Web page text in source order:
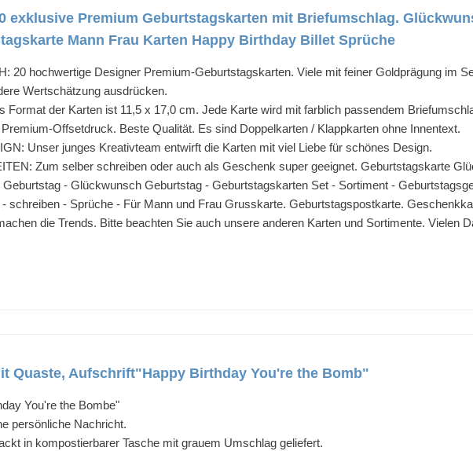
exklusive Premium Geburtstagskarten mit Briefumschlag.
Mann Frau Karten Happy Birthday Billet Sprüche
20 hochwertige Designer Premium-Geburtstagskarten. Viele mit feiner Goldprägung im
Wertschätzung ausdrücken.
Format der Karten ist 11,5 x 17,0 cm. Jede Karte wird mit farblich passendem
Offsetdruck. Beste Qualität. Es sind Doppelkarten / Klappkarten ohne Innentext.
Unser junges Kreativteam entwirft die Karten mit viel Liebe für schönes Design.
Zum selber schreiben oder auch als Geschenk super geeignet. Geburtstagskarte
- Glückwunsch Geburtstag - Geburtstagskarten Set - Sortiment -
schreiben - Sprüche - Für Mann und Frau Grusskarte. Geburtstagspostkarte.
die Trends. Bitte beachten Sie auch unsere anderen Karten und Sortimente. Vielen
Quaste, Aufschrift"Happy Birthday You're the Bomb"
You're the Bombe"
persönliche Nachricht.
in kompostierbarer Tasche mit grauem Umschlag geliefert.